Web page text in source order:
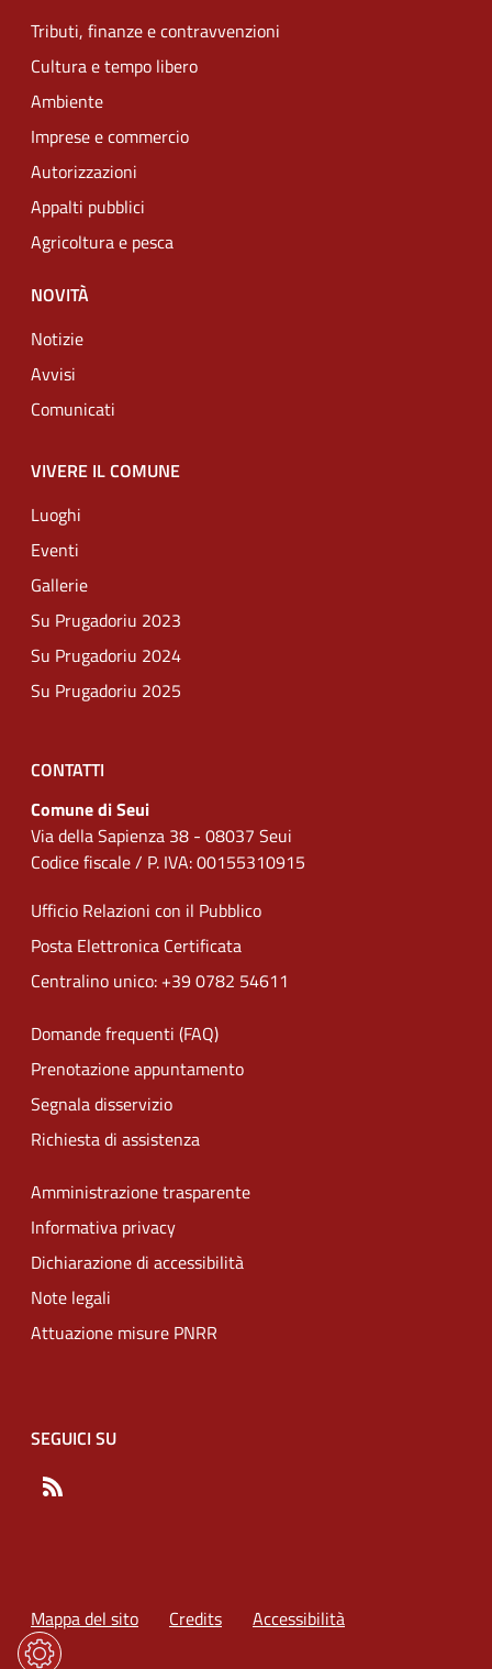
Tributi, finanze e contravvenzioni
Cultura e tempo libero
Ambiente
Imprese e commercio
Autorizzazioni
Appalti pubblici
Agricoltura e pesca
NOVITÀ
Notizie
Avvisi
Comunicati
VIVERE IL COMUNE
Luoghi
Eventi
Gallerie
Su Prugadoriu 2023
Su Prugadoriu 2024
Su Prugadoriu 2025
CONTATTI
Comune di Seui
Via della Sapienza 38 - 08037 Seui
Codice fiscale / P. IVA: 00155310915
Ufficio Relazioni con il Pubblico
Posta Elettronica Certificata
Centralino unico: +39 0782 54611
Domande frequenti (FAQ)
Prenotazione appuntamento
Segnala disservizio
Richiesta di assistenza
Amministrazione trasparente
Informativa privacy
Dichiarazione di accessibilità
Note legali
Attuazione misure PNRR
SEGUICI SU
Mappa del sito Credits Accessibilità